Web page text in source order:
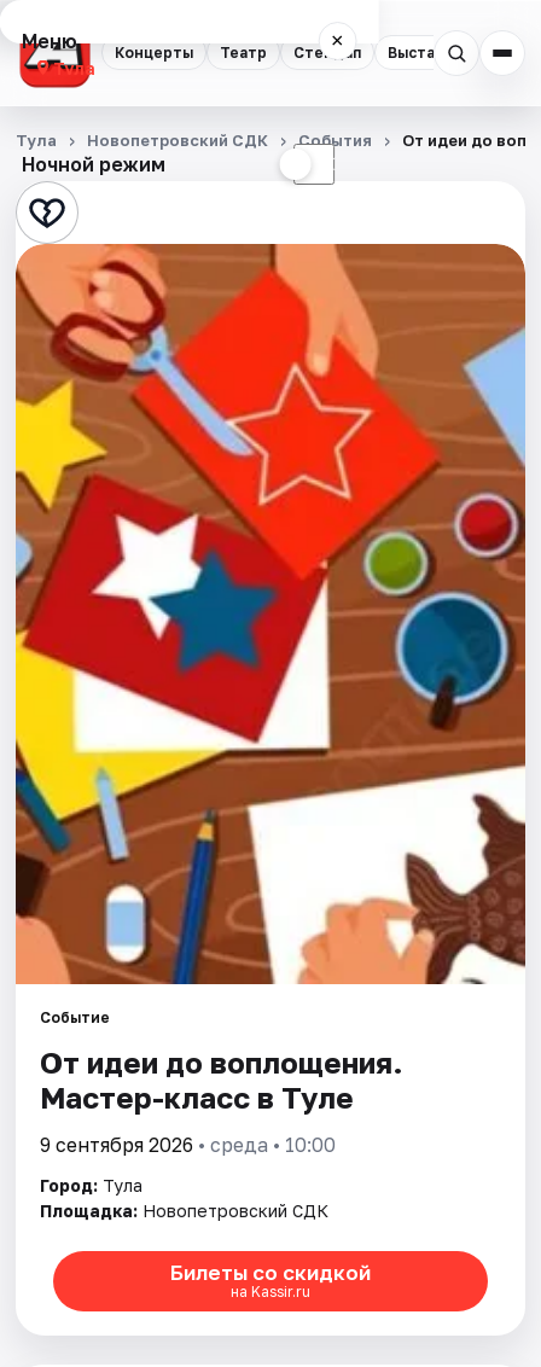
Концерты Театр Стендап Выставки
Меню ×
Тула
Концерты
Театр
Стендап
Выставки
Квесты
Экскурсии
Спорт
События
Города
Площадки
Рейтинги
Ночной режим ☾
Тула Новопетровский СДК События От идеи до
Событие
От идеи до воплощения.
Мастер-класс в Туле
9 сентября 2026 • среда • 10:00
Город: Тула
Площадка: Новопетровский СДК
Билеты со скидкой
на Kassir.ru